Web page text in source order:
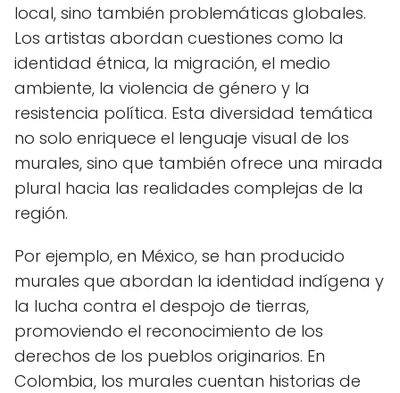
local, sino también problemáticas globales.
Los artistas abordan cuestiones como la
identidad étnica, la migración, el medio
ambiente, la violencia de género y la
resistencia política. Esta diversidad temática
no solo enriquece el lenguaje visual de los
murales, sino que también ofrece una mirada
plural hacia las realidades complejas de la
región.
Por ejemplo, en México, se han producido
murales que abordan la identidad indígena y
la lucha contra el despojo de tierras,
promoviendo el reconocimiento de los
derechos de los pueblos originarios. En
Colombia, los murales cuentan historias de